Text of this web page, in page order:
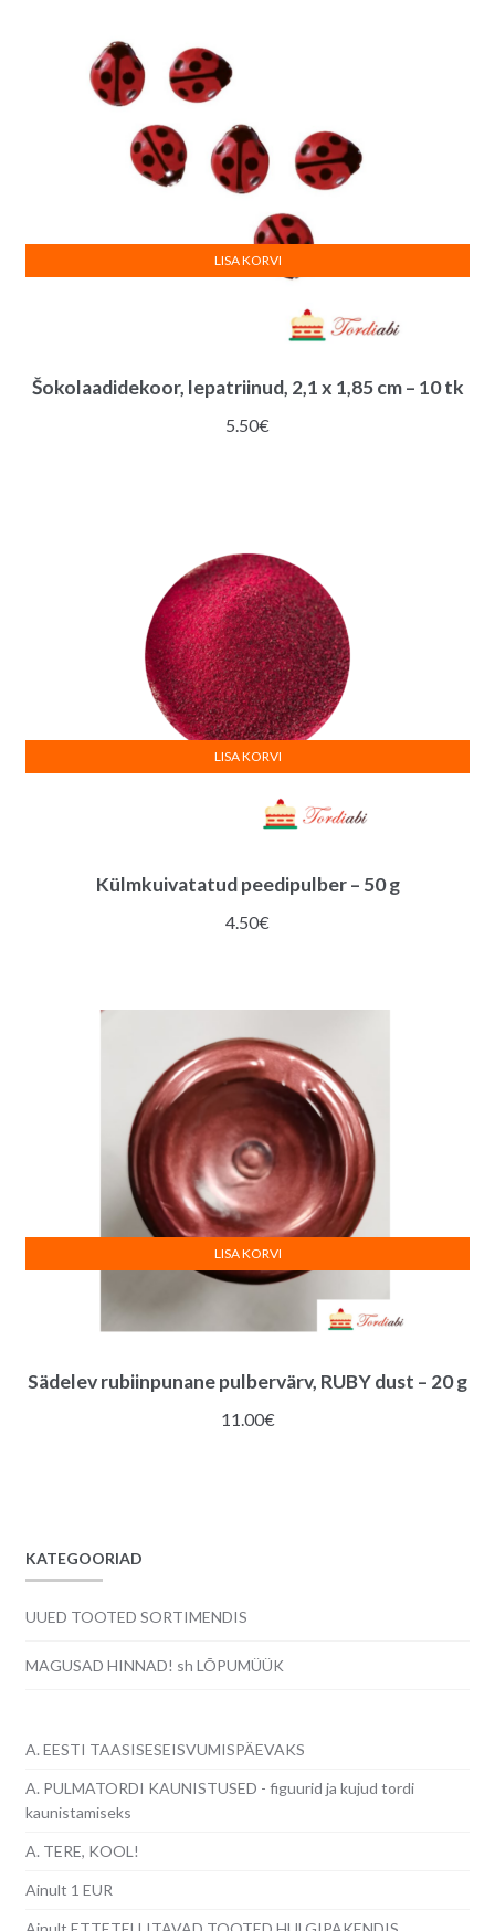
Šokolaadidekoor, lepatriinud, 2,1 x 1,85 cm – 10 tk
5.50€
LISA KORVI
Külmkuivatatud peedipulber – 50 g
4.50€
LISA KORVI
Sädelev rubiinpunane pulbervärv, RUBY dust – 20 g
11.00€
LISA KORVI
KATEGOORIAD
UUED TOOTED SORTIMENDIS
MAGUSAD HINNAD! sh LÕPUMÜÜK
A. EESTI TAASISESEISVUMISPÄEVAKS
A. PULMATORDI KAUNISTUSED - figuurid ja kujud tordi
kaunistamiseks
A. TERE, KOOL!
Ainult 1 EUR